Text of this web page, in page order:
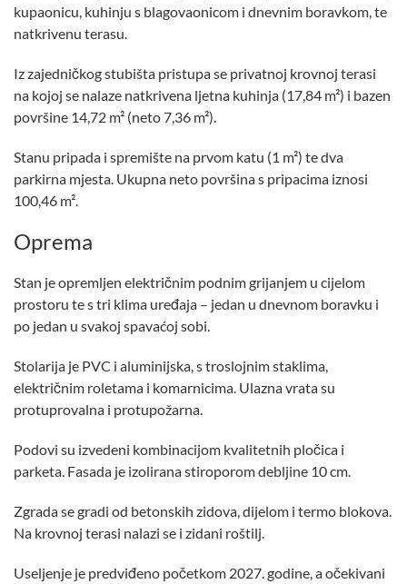
kupaonicu, kuhinju s blagovaonicom i dnevnim boravkom, te
natkrivenu terasu.
Iz zajedničkog stubišta pristupa se privatnoj krovnoj terasi
na kojoj se nalaze natkrivena ljetna kuhinja (17,84 m²) i bazen
površine 14,72 m² (neto 7,36 m²).
Stanu pripada i spremište na prvom katu (1 m²) te dva
parkirna mjesta. Ukupna neto površina s pripacima iznosi
100,46 m².
Oprema
Stan je opremljen električnim podnim grijanjem u cijelom
prostoru te s tri klima uređaja – jedan u dnevnom boravku i
po jedan u svakoj spavaćoj sobi.
Stolarija je PVC i aluminijska, s troslojnim staklima,
električnim roletama i komarnicima. Ulazna vrata su
protuprovalna i protupožarna.
Podovi su izvedeni kombinacijom kvalitetnih pločica i
parketa. Fasada je izolirana stiroporom debljine 10 cm.
Zgrada se gradi od betonskih zidova, dijelom i termo blokova.
Na krovnoj terasi nalazi se i zidani roštilj.
Useljenje je predviđeno početkom 2027. godine, a očekivani